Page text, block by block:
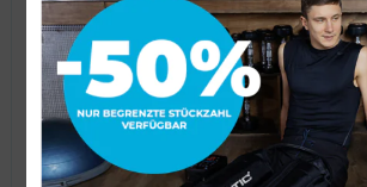
KONTAKTFORMULAR
Vorname